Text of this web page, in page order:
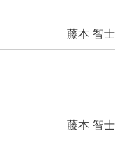
藤本 智士
藤本 智士